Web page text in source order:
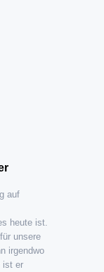
auf
heute ist.
unsere
irgendwo
ist er